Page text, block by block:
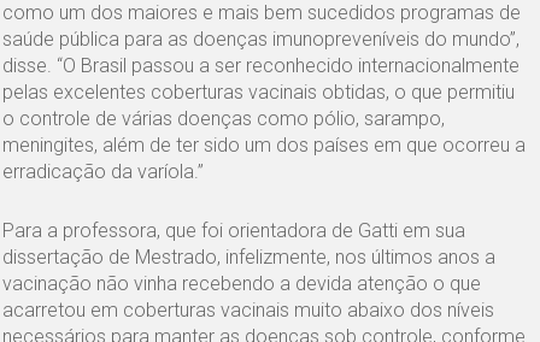
como um dos maiores e mais bem sucedidos programas de
saúde pública para as doenças imunopreveníveis do mundo”,
disse. “O Brasil passou a ser reconhecido internacionalmente
pelas excelentes coberturas vacinais obtidas, o que permitiu
o controle de várias doenças como pólio, sarampo,
meningites, além de ter sido um dos países em que ocorreu a
erradicação da varíola.”
Para a professora, que foi orientadora de Gatti em sua
dissertação de Mestrado, infelizmente, nos últimos anos a
vacinação não vinha recebendo a devida atenção o que
acarretou em coberturas vacinais muito abaixo dos níveis
necessários para manter as doenças sob controle, conforme